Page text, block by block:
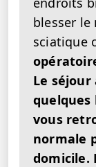
blesser le
sciatique
Le
quelques
vous
normale
domicile.